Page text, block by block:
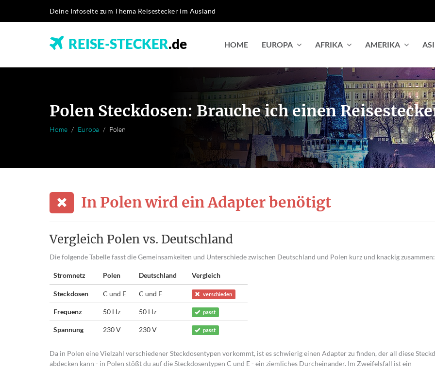
Deine Infoseite zum Thema Reisestecker im Ausland
REISE-STECKER.de HOME EUROPA AFRIKA AMERIKA
Polen Steckdosen: Brauche ich einen
Home Europa Polen
In Polen wird ein Adapter benötigt
Vergleich Polen vs. Deutschland
Die folgende Tabelle fasst die Gemeinsamkeiten und Unterschiede zwischen Deutschland und Polen kurz und knackig zusammen:
Stromnetz Polen Deutschland Vergleich
Steckdosen C und E C und F verschieden
Frequenz 50 Hz 50 Hz passt
Spannung 230 V 230 V passt
Da in Polen eine Vielzahl verschiedener Steckdosentypen vorkommt, ist es schwierig einen Adapter zu finden, der all diese
abdecken kann - in Polen stößt du auf die Steckdosentypen C und E - ein ziemliches Durcheinander. Im Zweifelsfall ist ein